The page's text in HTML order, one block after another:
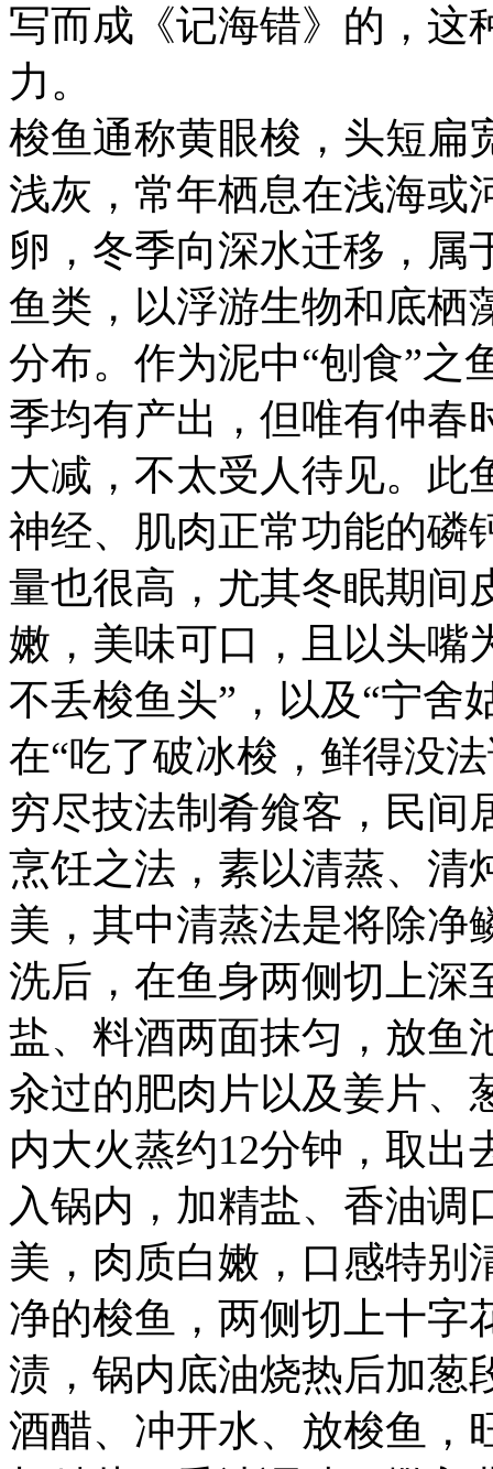
写而成《记海错》的，这
力。
梭鱼通称黄眼梭，头短扁
浅灰，常年栖息在浅海或
卵，冬季向深水迁移，属
鱼类，以浮游生物和底栖
分布。作为泥中“刨食”之
季均有产出，但唯有仲春
大减，不太受人待见。此
神经、肌肉正常功能的磷
量也很高，尤其冬眠期间
嫩，美味可口，且以头嘴
不丢梭鱼头”，以及“宁舍
在“吃了破冰梭，鲜得没
穷尽技法制肴飨客，民间
烹饪之法，素以清蒸、清
美，其中清蒸法是将除净
洗后，在鱼身两侧切上深
盐、料酒两面抹匀，放鱼
汆过的肥肉片以及姜片、
内大火蒸约12分钟，取出
入锅内，加精盐、香油调
美，肉质白嫩，口感特别
净的梭鱼，两侧切上十字
渍，锅内底油烧热后加葱
酒醋、冲开水、放梭鱼，